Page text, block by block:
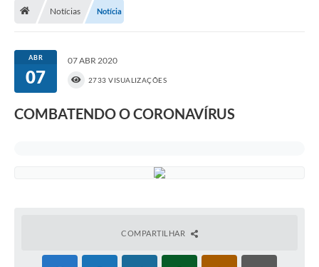
Notícias Notícia
ABR
07
07 ABR 2020
2733 VISUALIZAÇÕES
COMBATENDO O CORONAVÍRUS
COMPARTILHAR